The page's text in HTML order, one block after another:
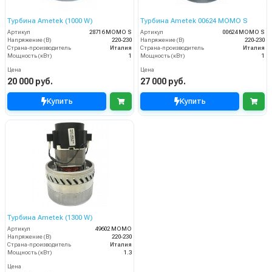
Турбина Ametek (1000 W)
Артикул
28716 MOMO S
Напряжение (В)
220-230
Страна-производитель
Италия
Мощность (кВт)
1
Цена
20 000 руб.
Купить
Турбина Ametek 00624 MOMO S
Артикул
00624 MOMO S
Напряжение (В)
220-230
Страна-производитель
Италия
Мощность (кВт)
1
Цена
27 000 руб.
Купить
Турбина Ametek (1300 W)
Артикул
49602 MOMO
Напряжение (В)
220-230
Страна-производитель
Италия
Мощность (кВт)
1.3
Цена